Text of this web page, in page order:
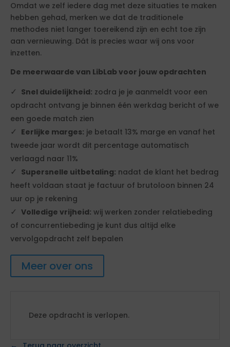
Omdat we zelf iedere dag met deze situaties te maken
hebben gehad, merken we dat de traditionele
methodes niet langer toereikend zijn en echt toe zijn
aan vernieuwing. Dát is precies waar wij ons voor
inzetten.
De meerwaarde van LibLab voor jouw opdrachten
Snel duidelijkheid: zodra je je aanmeldt voor een
opdracht ontvang je binnen één werkdag bericht of we
een goede match zien
Eerlijke marges: je betaalt 13% marge en vanaf het
tweede jaar wordt dit percentage automatisch
verlaagd naar 11%
Supersnelle uitbetaling: nadat de klant het bedrag
heeft voldaan staat je factuur of brutoloon binnen 24
uur op je rekening
Volledige vrijheid: wij werken zonder relatiebeding
of concurrentiebeding je kunt dus altijd elke
vervolgopdracht zelf bepalen
Meer over ons
Deze opdracht is verlopen.